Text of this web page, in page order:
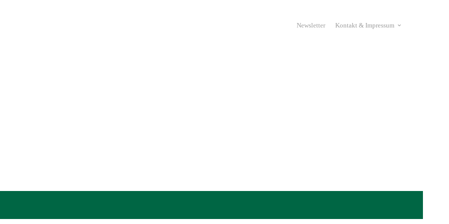
Newsletter Kontakt & Impressum